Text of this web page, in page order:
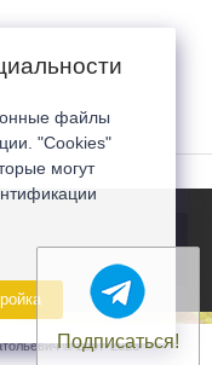
© 2007-2026
Подписаться!
файлы
"Cookies"
могут